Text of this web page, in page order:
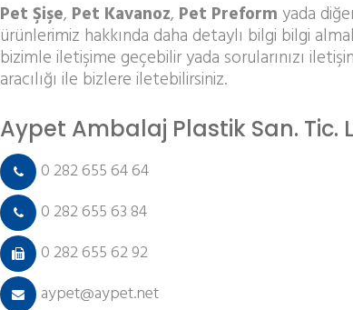
Pet Şişe, Pet Kavanoz, Pet Preform yada
ürünlerimiz hakkında daha detaylı bilgi bilgi
bizimle iletişime geçebilir yada sorularınızı
aracılığı ile bizlere iletebilirsiniz.
Aypet Ambalaj Plastik San. Tic.
0 282 655 64 64
0 282 655 63 84
0 282 655 62 92
aypet@aypet.net